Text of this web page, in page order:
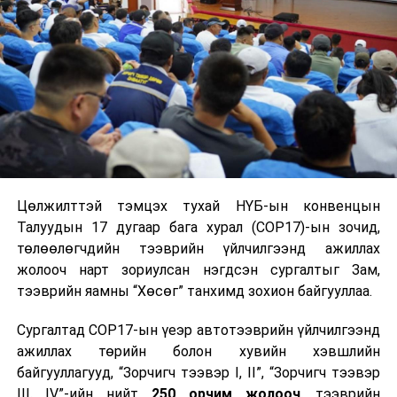
цахилгаантай аадар бороо орно. Салхи борооны өмнө
түр зуур ширүүснэ. Нутгийн зүүн хагаст сэрүүсч
Хангай, Хөвсгөл, Хэнтийн уулархаг нутаг болон
Тэрэлж голын хөндийгөөр шөнөдөө 4-9 хэм,
өдөртөө 15-20 хэм, Их нууруудын хотгор болон
говийн бүс нутгийн өмнөд хэсгээр шөнөдөө 16-21
хэм, өдөртөө 28-33 хэм, бусад нутгаар шөнөдөө 10-
15 хэм, өдөртөө 21-26 хэм дулаан байна. 7-нд нутгийн
УНШСАН:
ДАРААХ МЭДЭЭ
Өнөөдөр цахилгаан шугам тоноглолд засвар үйлчилгээ
хийх хуваарь
ӨМНӨХ МЭДЭЭ
Үс шинээр үргээлгэх буюу засуулбал сайн
Цөлжилттэй тэмцэх тухай НҮБ-ын конвенцын
Талуудын 17 дугаар бага хурал (COP17)-ын зочид,
төлөөлөгчдийн тээврийн үйлчилгээнд ажиллах
жолооч нарт зориулсан нэгдсэн сургалтыг Зам,
тээврийн яамны “Хөсөг” танхимд зохион байгууллаа.
Сургалтад COP17-ын үеэр автотээврийн үйлчилгээнд
ажиллах төрийн болон хувийн хэвшлийн
байгууллагууд, “Зорчигч тээвэр I, II”, “Зорчигч тээвэр